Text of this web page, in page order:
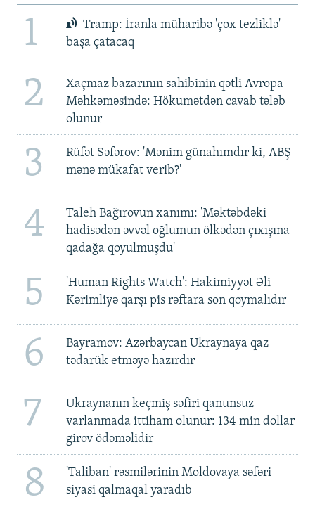
1
Tramp: İranla müharibə 'çox tezliklə'
başa çatacaq
2
Xaçmaz bazarının sahibinin qətli Avropa
Məhkəməsində: Hökumətdən cavab tələb
olunur
3
Rüfət Səfərov: 'Mənim günahımdır ki, ABŞ
mənə mükafat verib?'
4
Taleh Bağırovun xanımı: 'Məktəbdəki
hadisədən əvvəl oğlumun ölkədən çıxışına
qadağa qoyulmuşdu'
5
'Human Rights Watch': Hakimiyyət Əli
Kərimliyə qarşı pis rəftara son qoymalıdır
6
Bayramov: Azərbaycan Ukraynaya qaz
tədarük etməyə hazırdır
7
Ukraynanın keçmiş səfiri qanunsuz
varlanmada ittiham olunur: 134 min dollar
girov ödəməlidir
8
'Taliban' rəsmilərinin Moldovaya səfəri
siyasi qalmaqal yaradıb